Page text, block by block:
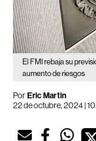
El FMI rebaja su
aumento de riesgos
PorEric Martin
22 de octubre, 2024 |